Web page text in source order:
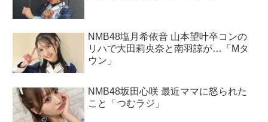
NMB48塩月希依音 山本望叶卒コンの
リハで大田莉央奈と南羽諒が…「Mタ
ウン」
NMB48坂田心咲 最近ママに怒られた
こと「つむラジ」